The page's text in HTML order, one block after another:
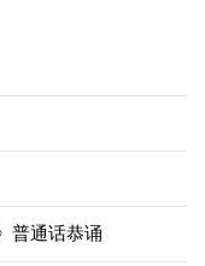
普通话恭诵